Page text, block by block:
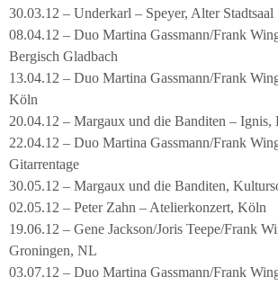
30.03.12 – Underkarl – Speyer, Alter Stadtsaal
08.04.12 – Duo Martina Gassmann/Frank
Bergisch Gladbach
13.04.12 – Duo Martina Gassmann/Frank
Köln
20.04.12 – Margaux und die Banditen – Ignis,
22.04.12 – Duo Martina Gassmann/Frank
Gitarrentage
30.05.12 – Margaux und die Banditen,
02.05.12 – Peter Zahn – Atelierkonzert, Köln
19.06.12 – Gene Jackson/Joris Teepe/Frank
Groningen, NL
03.07.12 – Duo Martina Gassmann/Frank